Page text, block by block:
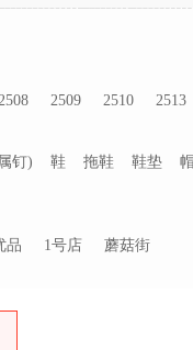
2509 2510 2513
钉) 鞋 拖鞋 鞋垫
品 1号店 蘑菇街